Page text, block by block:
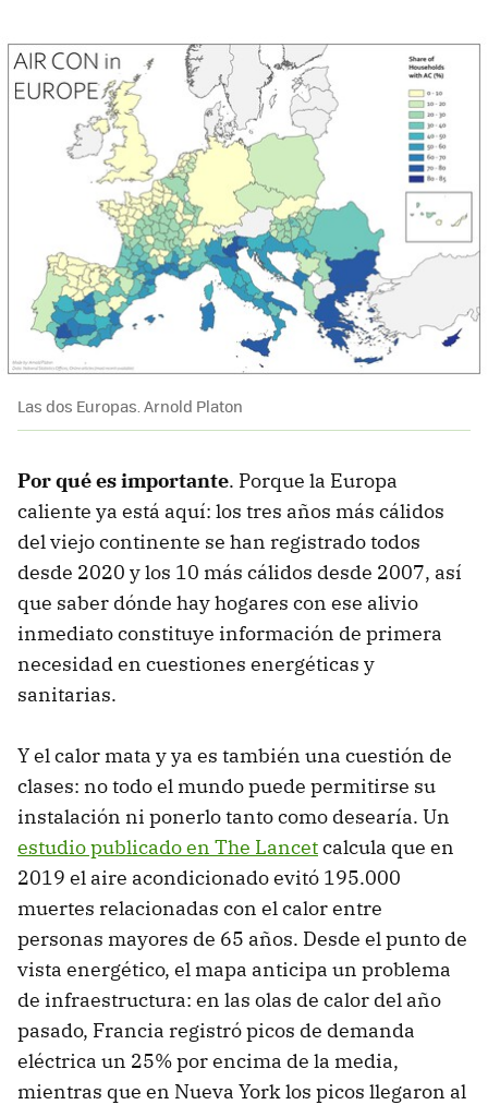
Las dos Europas. Arnold Platon
Por qué es importante. Porque la Europa
caliente ya está aquí: los tres años más cálidos
del viejo continente se han registrado todos
desde 2020 y los 10 más cálidos desde 2007, así
que saber dónde hay hogares con ese alivio
inmediato constituye información de primera
necesidad en cuestiones energéticas y
sanitarias.
Y el calor mata y ya es también una cuestión de
clases: no todo el mundo puede permitirse su
instalación ni ponerlo tanto como desearía. Un
estudio publicado en The Lancetcalcula que en
2019 el aire acondicionado evitó 195.000
muertes relacionadas con el calor entre
personas mayores de 65 años. Desde el punto de
vista energético, el mapa anticipa un problema
de infraestructura: en las olas de calor del año
pasado, Francia registró picos de demanda
eléctrica un 25% por encima de la media,
mientras que en Nueva York los picos llegaron al